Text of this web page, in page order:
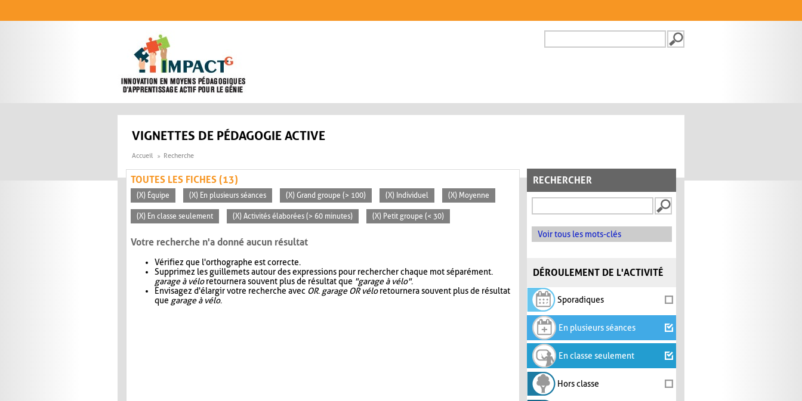
FORMULAIRE DE
VIGNETTES DE PÉDAGOGIE ACTIVE
Accueil Recherche
RECHERCHER
Voir tous les mots-clés
DÉROULEMENT DE L'ACTIVITÉ
Sporadiques
En plusieurs séances
En classe seulement
Hors classe
TOUTES LES FICHES (13)
(X) Équipe (X) En plusieurs séances (X) Grand groupe (> 100) (X) Individuel (X) Moyenne
(X) En classe seulement (X) Activités élaborées (> 60 minutes) (X) Petit groupe (< 30)
Votre recherche n'a donné aucun résultat
Vérifiez que l'orthographe est correcte.
Supprimez les guillemets autour des expressions pour rechercher chaque mot séparément.
garage à véloretournera souvent plus de résultat que "garage à vélo".
Envisagez d'élargir votre recherche avec OR. garage OR véloretournera souvent plus de résultat
que garage à vélo.